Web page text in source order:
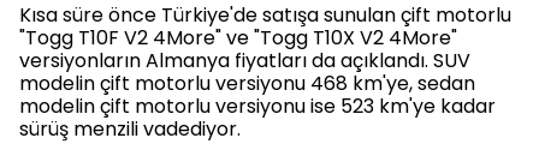
Kısa süre önce Türkiye'de satışa sunulan çift motorlu
"Togg T10F V2 4More" ve "Togg T10X V2 4More"
versiyonların Almanya fiyatları da açıklandı. SUV
modelin çift motorlu versiyonu 468 km'ye, sedan
modelin çift motorlu versiyonu ise 523 km'ye kadar
sürüş menzili vadediyor.